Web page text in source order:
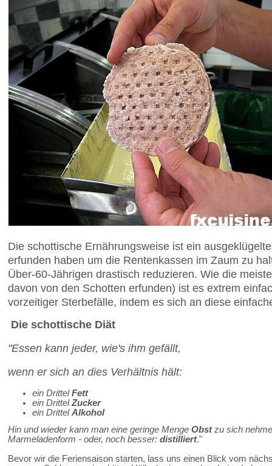
Die schottische Ernährungsweise ist ein
erfunden haben um die Rentenkassen im Zaum zu
Über-60-Jährigen drastisch reduzieren. Wie die
davon von den Schotten erfunden) ist es extrem
vorzeitiger Sterbefälle, indem es sich an diese
Die schottische Diät
"Essen kann jeder, wie's ihm gefällt,
wenn er sich an dies Verhältnis hält:
ein DrittelFett
ein DrittelZucker
ein DrittelAlkohol
Hin und wieder kann man eine geringe Menge Obstzu sich
Marmeladenform - oder, noch besser: distilliert."
Bevor wir die Feriensaison starten, lass uns einen Blick vom